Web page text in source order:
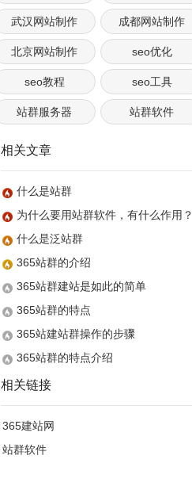
武汉网站制作 成都网站制作
北京网站制作 seo优化
seo教程 seo工具
站群服务器 站群软件
相关文章
什么是站群
为什么要用站群软件，有什么作用？
什么是泛站群
365站群的介绍
365站群建站是如此的简单
365站群的特点
365站建站群操作的步骤
365站群的特点介绍
相关链接
365建站网
站群软件